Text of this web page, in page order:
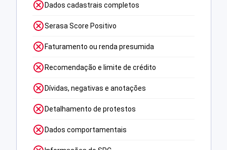
Dados cadastrais completos
Serasa Score Positivo
Faturamento ou renda presumida
Recomendação e limite de crédito
Dívidas, negativas e anotações
Detalhamento de protestos
Dados comportamentais